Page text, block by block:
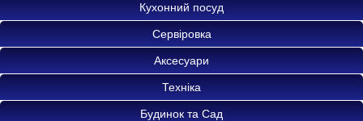
Кухонний посуд
Сервіровка
Аксесуари
Техніка
Будинок та Сад